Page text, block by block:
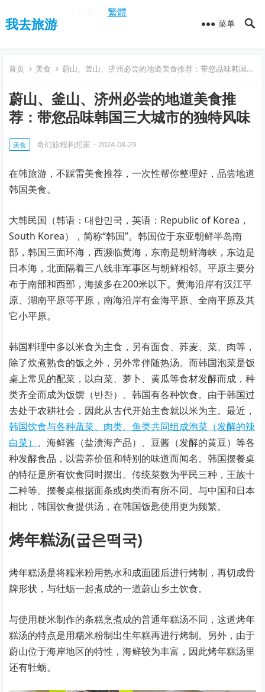
繁體
我去旅游 菜单
首页 美食 蔚山、釜山、济州必尝的地道美食推荐：带您品味韩国三大城市的独特风味
蔚山、釜山、济州必尝的地道美食推
荐：带您品味韩国三大城市的独特风味
美食 奇幻旅程构想家 · 2024-08-29
在韩旅游，不踩雷美食推荐，一次性帮你整理好，品尝地道
韩国美食。
大韩民国（韩语：대한민국，英语：Republic of Korea，
South Korea），简称“韩国”。韩国位于东亚朝鲜半岛南
部，韩国三面环海，西濒临黄海，东南是朝鲜海峡，东边是
日本海，北面隔着三八线非军事区与朝鲜相邻。平原主要分
布于南部和西部，海拔多在200米以下。黄海沿岸有汉江平
原、湖南平原等平原，南海沿岸有金海平原、全南平原及其
它小平原。
韩国料理中多以米食为主食，另有面食、荞麦、菜、肉等，
除了炊煮熟食的饭之外，另外常伴随热汤。而韩国泡菜是饭
桌上常见的配菜，以白菜、萝卜、黄瓜等食材发酵而成，种
类齐全而成为饭馔（반찬）。韩国有各种饮食。由于韩国过
去处于农耕社会，因此从古代开始主食就以米为主。最近，
韩国饮食与各种蔬菜、肉类、鱼类共同组成泡菜（发酵的辣
白菜） 、海鲜酱（盐渍海产品）、豆酱（发酵的黄豆）等各
种发酵食品，以营养价值和特别的味道而闻名。韩国摆餐桌
的特征是所有饮食同时摆出。传统菜数为平民三种，王族十
二种等。摆餐桌根据面条或肉类而有所不同。与中国和日本
相比，韩国饮食提供汤，在韩国饭匙使用更为频繁。
烤年糕汤(굽은떡국)
烤年糕汤是将糯米粉用热水和成面团后进行烤制，再切成骨
牌形状，与牡蛎一起煮成的一道蔚山乡土饮食。
与使用粳米制作的条糕烹煮成的普通年糕汤不同，这道烤年
糕汤的特点是用糯米粉制出生年糕再进行烤制。另外，由于
蔚山位于海岸地区的特性，海鲜较为丰富，因此烤年糕汤里
还有牡蛎。